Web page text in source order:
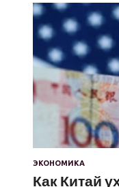
ЭКОНОМИКА
Как Китай